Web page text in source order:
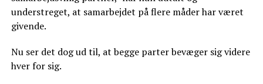
understreget, at samarbejdet på flere måder har været
givende.
Nu ser det dog ud til, at begge parter bevæger sig videre
hver for sig.